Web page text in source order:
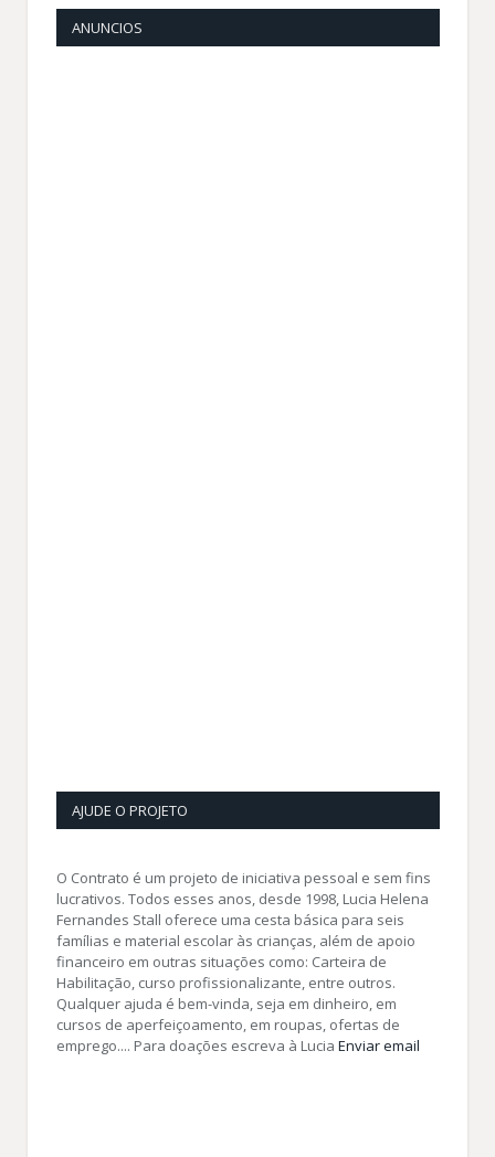
ANUNCIOS
AJUDE O PROJETO
O Contrato é um projeto de iniciativa pessoal e sem fins
lucrativos. Todos esses anos, desde 1998, Lucia Helena
Fernandes Stall oferece uma cesta básica para seis
famílias e material escolar às crianças, além de apoio
financeiro em outras situações como: Carteira de
Habilitação, curso profissionalizante, entre outros.
Qualquer ajuda é bem-vinda, seja em dinheiro, em
cursos de aperfeiçoamento, em roupas, ofertas de
emprego.... Para doações escreva à Lucia Enviar email